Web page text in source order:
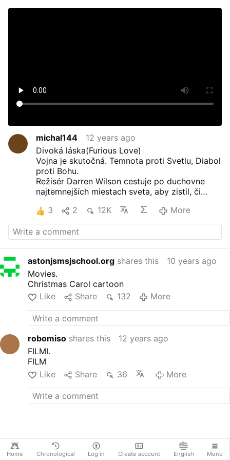
Home Chronological Log in Create account English Menu
michal144
12 years ago
Divoká láska(Furious Love)
Vojna je skutočná. Temnota proti Svetlu, Diabol
proti Bohu.
Režisér Darren Wilson cestuje po duchovne
najtemnejších miestach sveta, aby zistil, či
nedokázalo preniknúť.
Narkomani, prostitútky, čarodejníci... Čo by
robil Ježiš?
Film o najmocnejšej zbrani v Božom
Nepochopiteľná, divoká, šialená LÁSKA.
3 2 12K More
astonjsmsjschool.org shares this
10 years ago
Movies.
Christmas Carol cartoon
Like
Share 132 More
robomiso shares this
12 years ago
FILMI.
FILM
Like
Share 36 More